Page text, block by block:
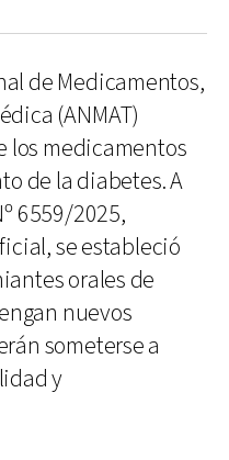
de Medicamentos,
(ANMAT)
los medicamentos
de la diabetes. A
6559/2025,
se estableció
orales de
nuevos
someterse a
y